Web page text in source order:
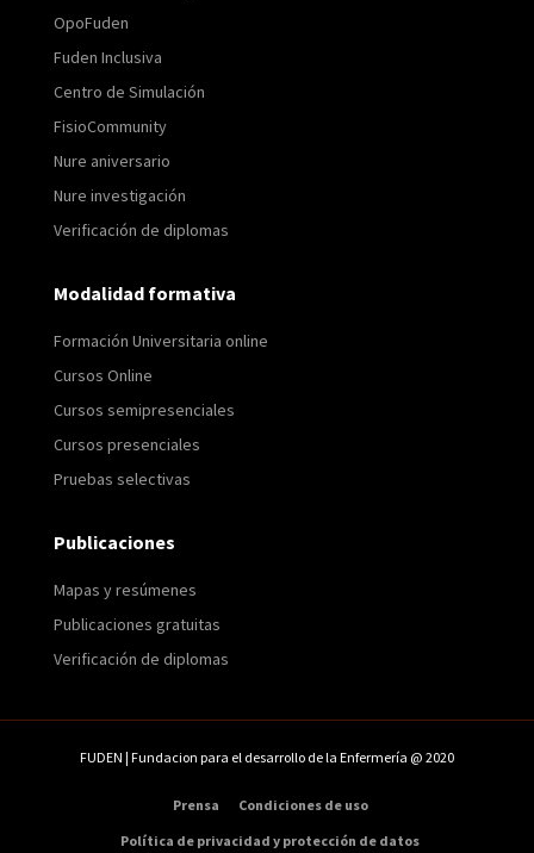
OpoFuden
Fuden Inclusiva
Centro de Simulación
FisioCommunity
Nure aniversario
Nure investigación
Verificación de diplomas
Modalidad formativa
Formación Universitaria online
Cursos Online
Cursos semipresenciales
Cursos presenciales
Pruebas selectivas
Publicaciones
Mapas y resúmenes
Publicaciones gratuitas
Verificación de diplomas
FUDEN | Fundacion para el desarrollo de la Enfermería @ 2020
Prensa
Condiciones de uso
Política de privacidad y protección de datos